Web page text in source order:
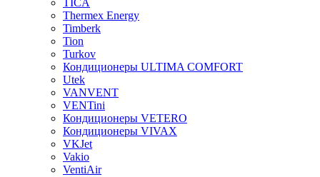
TICA
Thermex Energy
Timberk
Tion
Turkov
Кондиционеры ULTIMA COMFORT
Utek
VANVENT
VENTini
Кондиционеры VETERO
Кондиционеры VIVAX
VKJet
Vakio
VentiAir